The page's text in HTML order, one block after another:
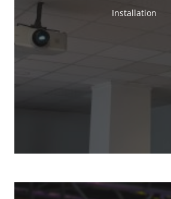
Installation